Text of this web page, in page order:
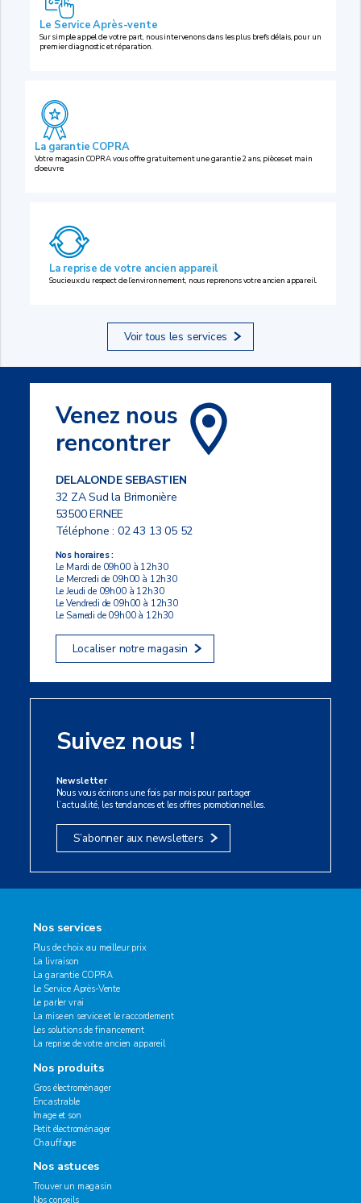
Le Service Après-vente
Sur simple appel de votre part, nous intervenons dans les plus brefs délais, pour un
premier diagnostic et réparation.
La garantie COPRA
Votre magasin COPRA vous offre gratuitement une garantie 2 ans, pièces et main
d’oeuvre.
La reprise de votre ancien appareil
Soucieux du respect de l’environnement, nous reprenons votre ancien appareil.
Voir tous les services
Venez nous
rencontrer
DELALONDE SEBASTIEN
32 ZA Sud la Brimonière
53500 ERNEE
Téléphone :02 43 13 05 52
Nos horaires :
Le Mardi de 09h00 à 12h30
Le Mercredi de 09h00 à 12h30
Le Jeudi de 09h00 à 12h30
Le Vendredi de 09h00 à 12h30
Le Samedi de 09h00 à 12h30
Localiser notre magasin
Suivez nous !
Newsletter
Nous vous écrirons une fois par mois pour partager
l’actualité, les tendances et les offres promotionnelles.
S’abonner aux newsletters
Nos services
Plus de choix au meilleur prix
La livraison
La garantie COPRA
Le Service Après-Vente
Le parler vrai
La mise en service et le raccordement
Les solutions de financement
La reprise de votre ancien appareil
Nos produits
Gros électroménager
Encastrable
Image et son
Petit électroménager
Chauffage
Nos astuces
Trouver un magasin
Nos conseils